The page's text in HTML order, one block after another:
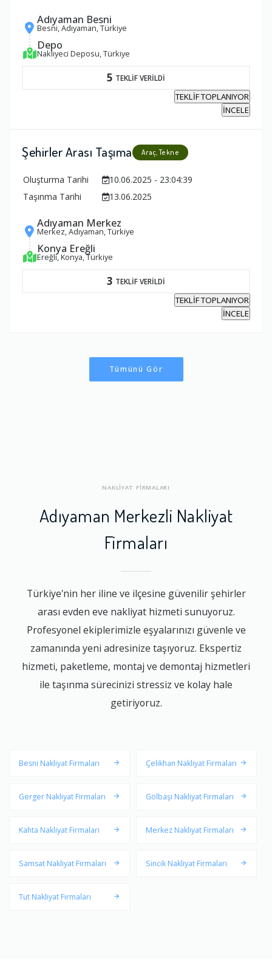
Adıyaman Besni
Besni, Adıyaman, Türkiye
Depo
Nakliyeci Deposu, Türkiye
5 TEKLİF VERİLDİ
TEKLİF TOPLANIYOR
İNCELE
Şehirler Arası Taşıma Araç, Tekne
Oluşturma Tarihi
10.06.2025 - 23:04:39
Taşınma Tarihi
13.06.2025
Adıyaman Merkez
Merkez, Adıyaman, Türkiye
Konya Ereğli
Ereğli, Konya, Türkiye
3 TEKLİF VERİLDİ
TEKLİF TOPLANIYOR
İNCELE
Tümünü Gör
NAKLİYAT FİRMALARI
Adıyaman Merkezli Nakliyat
Firmaları
Türkiye'nin her iline ve ilçesine güvenilir şehirler
arası evden eve nakliyat hizmeti sunuyoruz.
Profesyonel ekiplerimizle eşyalarınızı güvenle ve
zamanında yeni adresinize taşıyoruz. Ekspertiz
hizmeti, paketleme, montaj ve demontaj hizmetleri
ile taşınma sürecinizi stressiz ve kolay hale
getiriyoruz.
Besni Nakliyat Firmaları Çelikhan Nakliyat Firmaları
Gerger Nakliyat Firmaları Gölbaşı Nakliyat Firmaları
Kahta Nakliyat Firmaları Merkez Nakliyat Firmaları
Samsat Nakliyat Firmaları Sincik Nakliyat Firmaları
Tut Nakliyat Firmaları